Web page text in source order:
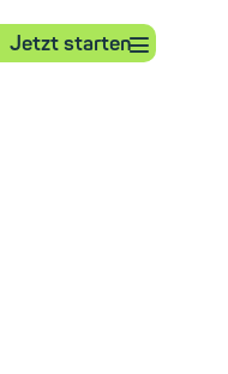
Jetzt starten⋮